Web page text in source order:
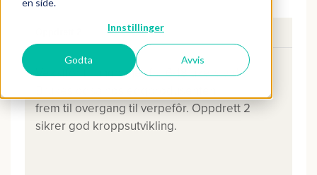
Innstillinger
Godta Avvis
Vekstfôr til unghøner fra 6-18 ukers alder.
frem til overgang til verpefôr. Oppdrett 2
sikrer god kroppsutvikling.